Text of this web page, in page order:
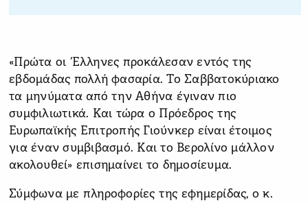
«Πρώτα οι Έλληνες προκάλεσαν εντός της
εβδομάδας πολλή φασαρία. Το Σαββατοκύριακο
τα μηνύματα από την Αθήνα έγιναν πιο
συμφιλιωτικά. Και τώρα ο Πρόεδρος της
Ευρωπαϊκής Επιτροπής Γιούνκερ είναι έτοιμος
για έναν συμβιβασμό. Και το Βερολίνο μάλλον
ακολουθεί» επισημαίνει το δημοσίευμα.
Σύμφωνα με πληροφορίες της εφημερίδας, ο κ.